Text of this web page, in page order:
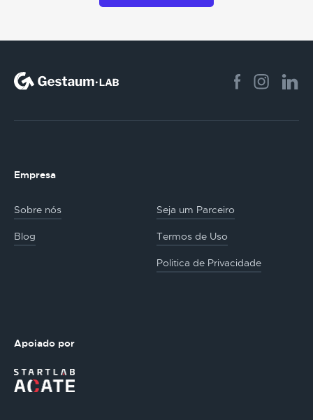
Empresa
Sobre nós Seja um Parceiro
Blog Termos de Uso
Politica de Privacidade
Apoiado por